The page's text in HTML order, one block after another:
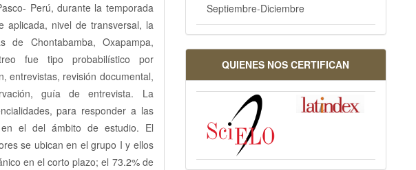
Perú, durante la temporada
aplicada, nivel de transversal, la
de Chontabamba, Oxapampa,
fue tipo probabilístico por
entrevistas, revisión documental,
guía de entrevista. La
para responder a las
el del ámbito de estudio. El
se ubican en el grupo I y ellos
en el corto plazo; el 73.2% de
Septiembre-Diciembre
QUIENES NOS CERTIFICAN